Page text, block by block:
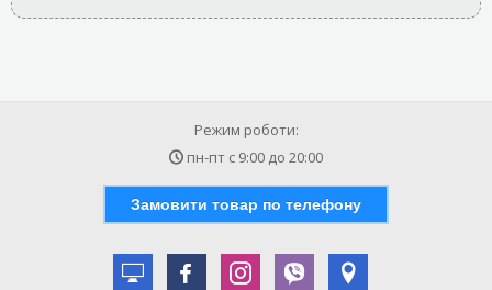
Режим роботи:
пн-пт с 9:00 до 20:00
Замовити товар по телефону